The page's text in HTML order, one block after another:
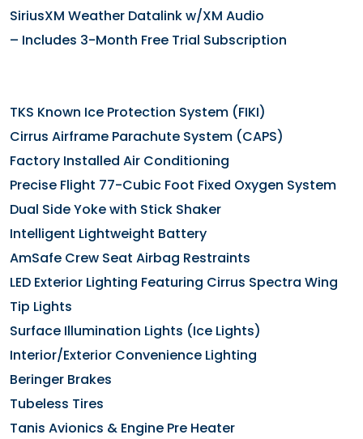
SiriusXM Weather Datalink w/XM Audio
– Includes 3-Month Free Trial Subscription
TKS Known Ice Protection System (FIKI)
Cirrus Airframe Parachute System (CAPS)
Factory Installed Air Conditioning
Precise Flight 77-Cubic Foot Fixed Oxygen System
Dual Side Yoke with Stick Shaker
Intelligent Lightweight Battery
AmSafe Crew Seat Airbag Restraints
LED Exterior Lighting Featuring Cirrus Spectra Wing
Tip Lights
Surface Illumination Lights (Ice Lights)
Interior/Exterior Convenience Lighting
Beringer Brakes
Tubeless Tires
Tanis Avionics & Engine Pre Heater